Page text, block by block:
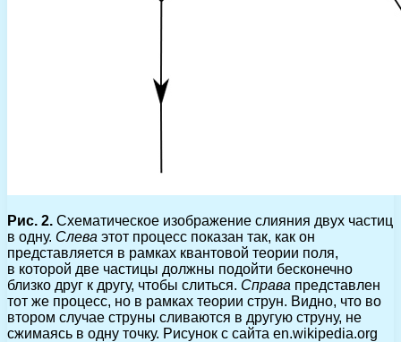
Рис. 2. Схематическое изображение слияния двух частиц
в одну. Слева этот процесс показан так, как он
представляется в рамках квантовой теории поля,
в которой две частицы должны подойти бесконечно
близко друг к другу, чтобы слиться. Справа представлен
тот же процесс, но в рамках теории струн. Видно, что во
втором случае струны сливаются в другую струну, не
сжимаясь в одну точку. Рисунок с сайта en.wikipedia.org